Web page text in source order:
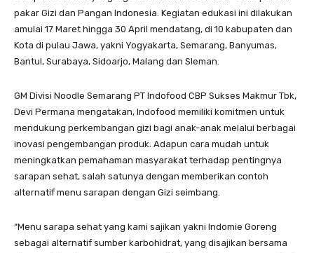
pakar Gizi dan Pangan Indonesia. Kegiatan edukasi ini dilakukan
amulai 17 Maret hingga 30 April mendatang, di 10 kabupaten dan
Kota di pulau Jawa, yakni Yogyakarta, Semarang, Banyumas,
Bantul, Surabaya, Sidoarjo, Malang dan Sleman.
GM Divisi Noodle Semarang PT Indofood CBP Sukses Makmur Tbk,
Devi Permana mengatakan, Indofood memiliki komitmen untuk
mendukung perkembangan gizi bagi anak-anak melalui berbagai
inovasi pengembangan produk. Adapun cara mudah untuk
meningkatkan pemahaman masyarakat terhadap pentingnya
sarapan sehat, salah satunya dengan memberikan contoh
alternatif menu sarapan dengan Gizi seimbang.
“Menu sarapa sehat yang kami sajikan yakni Indomie Goreng
sebagai alternatif sumber karbohidrat, yang disajikan bersama